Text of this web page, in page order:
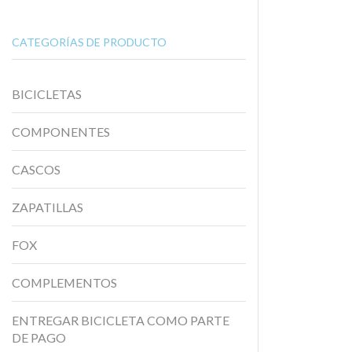
CATEGORÍAS DE PRODUCTO
BICICLETAS
COMPONENTES
CASCOS
ZAPATILLAS
FOX
COMPLEMENTOS
ENTREGAR BICICLETA COMO PARTE
DE PAGO